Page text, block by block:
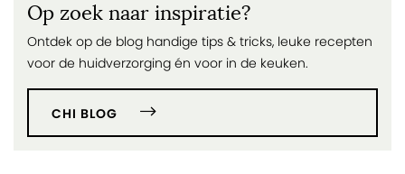
Op zoek naar inspiratie?
Ontdek op de blog handige tips & tricks, leuke recepten
voor de huidverzorging én voor in de keuken.
CHI BLOG